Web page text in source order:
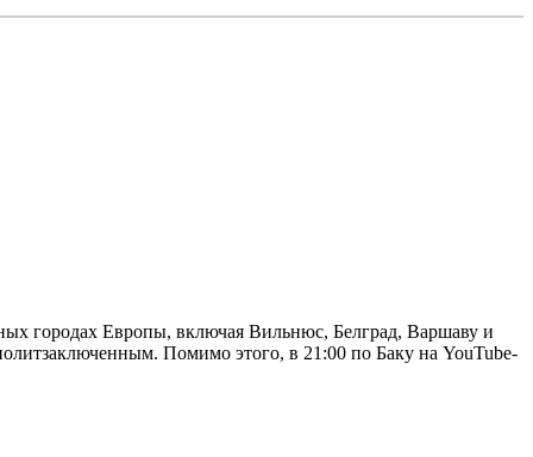
городах Европы, включая Вильнюс, Белград, Варшаву и
Помимо этого, в 21:00 по Баку на YouTube-